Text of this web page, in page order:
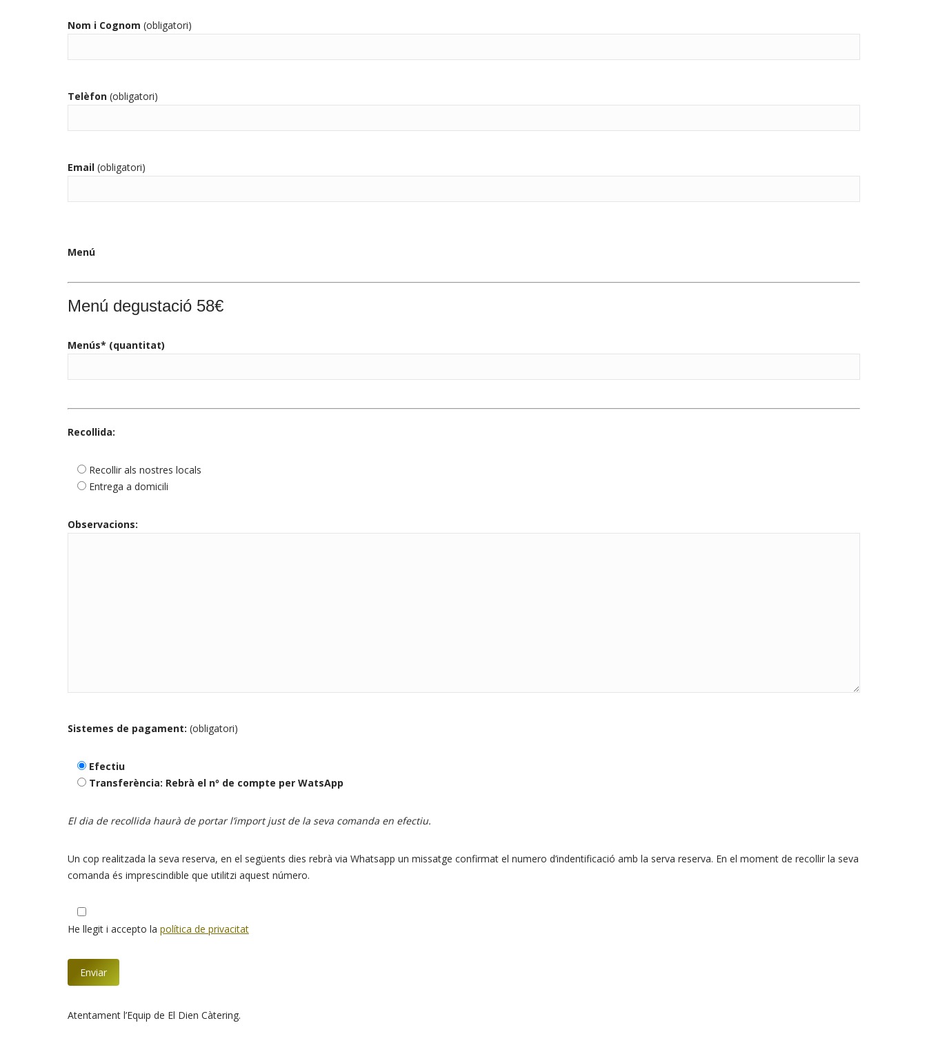
Nom i Cognom (obligatori)
Telèfon(obligatori)
Email(obligatori)
Menú
Menú degustació 58€
Menús* (quantitat)
Recollida:
Recollir als nostres locals
Entrega a domicili
Observacions:
Sistemes de pagament: (obligatori)
Efectiu
Transferència: Rebrà el nº de compte per WatsApp
El dia de recollida haurà de portar l’import just de la seva comanda en efectiu.
Un cop realitzada la seva reserva, en el següents dies rebrà via Whatsapp un missatge confirmat el numero d’indentificació amb la serva reserva. En el moment de recollir la seva
comanda és imprescindible que utilitzi aquest número.
He llegit i accepto la política de privacitat
Atentament l’Equip de El Dien Càtering.